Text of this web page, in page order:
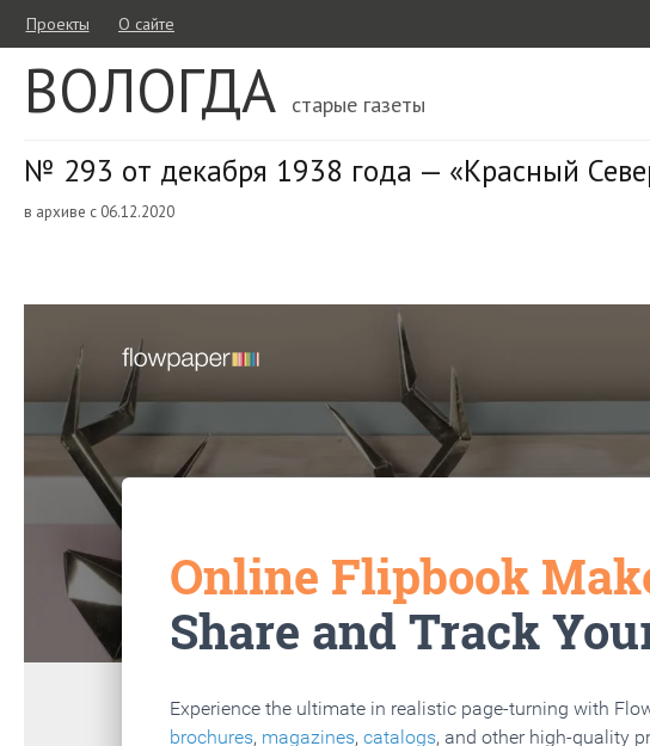
Проекты О сайте
ВОЛОГДА старые газеты
№ 293 от декабря 1938 года — «Красный
в архиве с 06.12.2020